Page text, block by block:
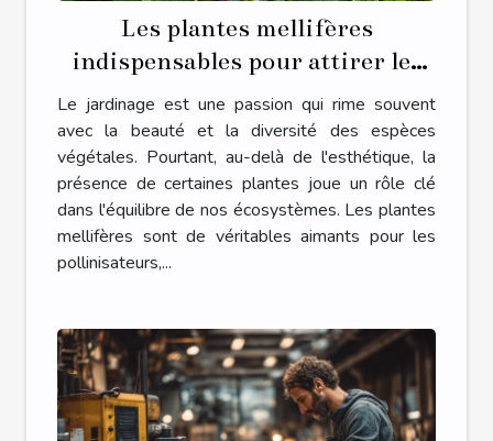
Les plantes mellifères
indispensables pour attirer les
pollinisateurs dans votre jardin
Le jardinage est une passion qui rime souvent
avec la beauté et la diversité des espèces
végétales. Pourtant, au-delà de l'esthétique, la
présence de certaines plantes joue un rôle clé
dans l'équilibre de nos écosystèmes. Les plantes
mellifères sont de véritables aimants pour les
pollinisateurs,...